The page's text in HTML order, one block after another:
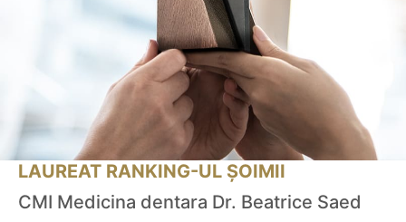
LAUREAT RANKING-UL ȘOIMII
CMI Medicina dentara Dr. Beatrice Saed